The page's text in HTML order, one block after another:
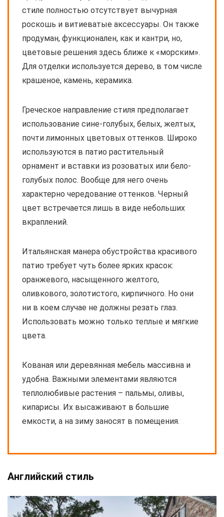
стиле полностью отсутствует вычурная
роскошь и витиеватые аксессуары. Он также
продуман, функционален, как и кантри, но,
цветовые решения здесь ближе к «морским».
Для отделки используется дерево, в том числе
крашеное, камень, керамика.
Греческое направление стиля предполагает
использование сине-голубых, белых, желтых,
почти лимонных цветовых оттенков. Широко
используются в патио растительный
орнамент и вставки из розоватых или бело-
голубых полос. Вообще для него очень
характерно чередование оттенков. Черный
цвет встречается лишь в виде небольших
вкраплений.
Итальянская манера обустройства красивого
патио требует чуть более ярких красок:
оранжевого, насыщенного желтого,
оливкового, золотистого, кирпичного. Но они
ни в коем случае не должны резать глаз.
Использовать можно только теплые и мягкие
цвета.
Кованая или деревянная мебель массивна и
удобна. Важными элементами являются
теплолюбивые растения – пальмы, оливы,
кипарисы. Их высаживают в большие
емкости, а на зиму заносят в помещения.
Английский стиль